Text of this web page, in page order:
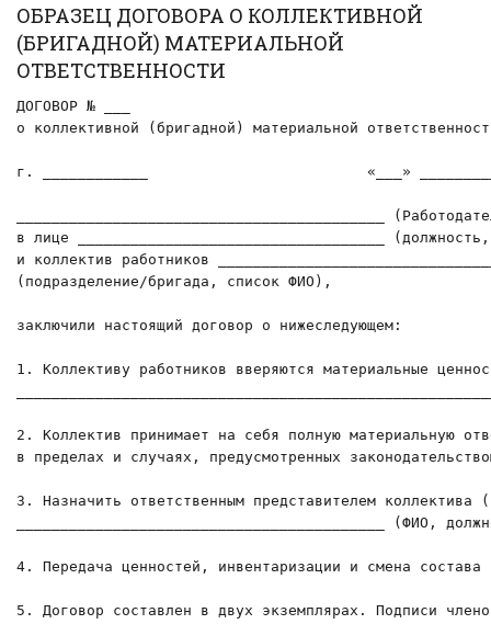
ОБРАЗЕЦ ДОГОВОРА О КОЛЛЕКТИВНОЙ
(БРИГАДНОЙ) МАТЕРИАЛЬНОЙ
ОТВЕТСТВЕННОСТИ
ДОГОВОР № ___
о коллективной (бригадной) материальной
г. ____________                         «___»
__________________________________________
в лице ___________________________________
и коллектив работников
(подразделение/бригада, список ФИО),
заключили настоящий договор о нижеследующем:
1. Коллективу работников вверяются материальные
2. Коллектив принимает на себя полную материальную
в пределах и случаях, предусмотренных
3. Назначить ответственным представителем коллектива
__________________________________________ (ФИО,
4. Передача ценностей, инвентаризации и смена состава
5. Договор составлен в двух экземплярах. Подписи